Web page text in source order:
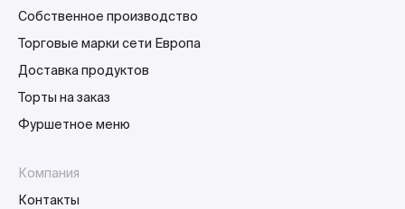
Собственное производство
Торговые марки сети Европа
Доставка продуктов
Торты на заказ
Фуршетное меню
Компания
Контакты